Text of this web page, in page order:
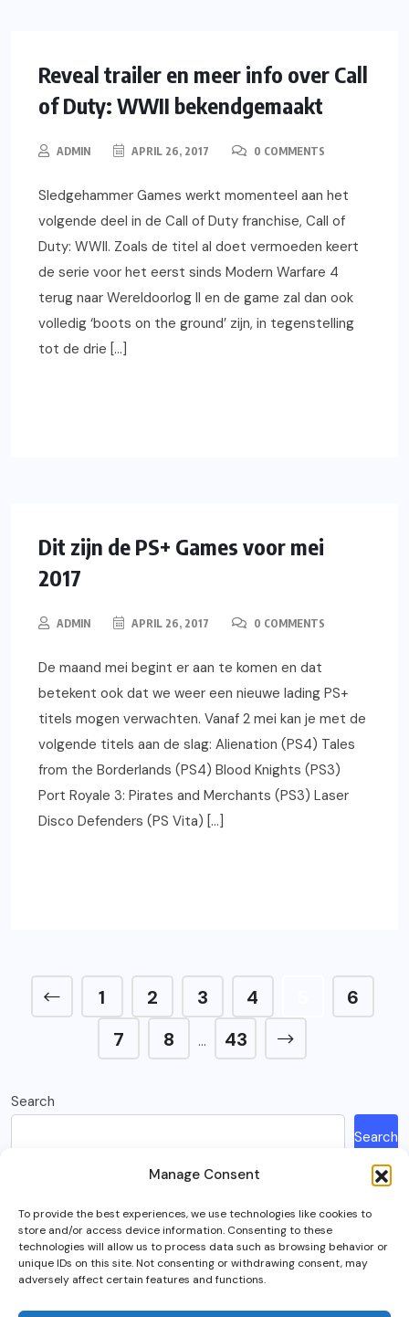
Manage Consent
To provide the best experiences, we use technologies like cookies to
store and/or access device information. Consenting to these
technologies will allow us to process data such as browsing behavior or
unique IDs on this site. Not consenting or withdrawing consent, may
adversely affect certain features and functions.
GAMING
NIEUWS
PC
PS4
VIDEOS
XBOX ONE
Reveal trailer en meer info over Call
of Duty: WWII bekendgemaakt
ADMIN APRIL 26, 2017 0 COMMENTS
Sledgehammer Games werkt momenteel aan het
volgende deel in de Call of Duty franchise, Call of
Duty: WWII. Zoals de titel al doet vermoeden keert
de serie voor het eerst sinds Modern Warfare 4
terug naar Wereldoorlog II en de game zal dan ook
volledig ‘boots on the ground’ zijn, in tegenstelling
tot de drie […]
GAMING
NIEUWS
PLAYSTATION
PS VITA
VIDEOS
Dit zijn de PS+ Games voor mei
2017
ADMIN APRIL 26, 2017 0 COMMENTS
De maand mei begint er aan te komen en dat
betekent ook dat we weer een nieuwe lading PS+
titels mogen verwachten. Vanaf 2 mei kan je met de
volgende titels aan de slag: Alienation (PS4) Tales
from the Borderlands (PS4) Blood Knights (PS3)
Port Royale 3: Pirates and Merchants (PS3) Laser
Disco Defenders (PS Vita) […]
1 2 3 4
6
7
8 … 43
Search
Search
Recent Posts
How Much Is A Sega Dreamcast Worth In 2023?
Here’s What Happened To Team Fortress 2, Explained